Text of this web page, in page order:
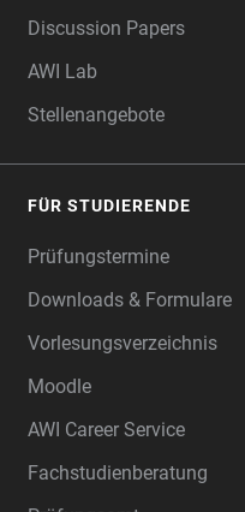
Discussion Papers
AWI Lab
Stellenangebote
FÜR STUDIERENDE
Prüfungstermine
Downloads & Formulare
Vorlesungsverzeichnis
Moodle
AWI Career Service
Fachstudienberatung